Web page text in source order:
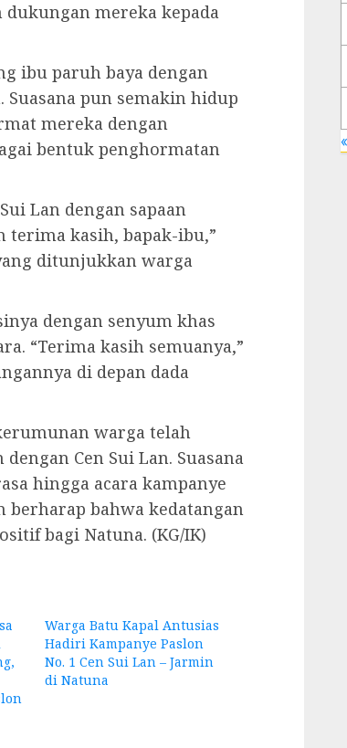
mereka kepada
ibu paruh baya dengan
Suasana pun semakin hidup
mereka dengan
bentuk penghormatan
Lan dengan sapaan
terima kasih, bapak-ibu,”
ditunjukkan warga
dengan senyum khas
“Terima kasih semuanya,”
di depan dada
warga telah
Cen Sui Lan. Suasana
hingga acara kampanye
bahwa kedatangan
bagi Natuna. (KG/IK)
Warga Batu Kapal Antusias
Hadiri Kampanye Paslon
No. 1 Cen Sui Lan – Jarmin
di Natuna